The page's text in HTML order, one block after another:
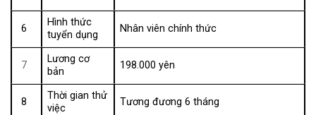
6
Hình thức
tuyển dụng
Nhân viên chính thức
7
Lương cơ
bản
198.000 yên
8
Thời gian thử
việc
Tương đương 6 tháng